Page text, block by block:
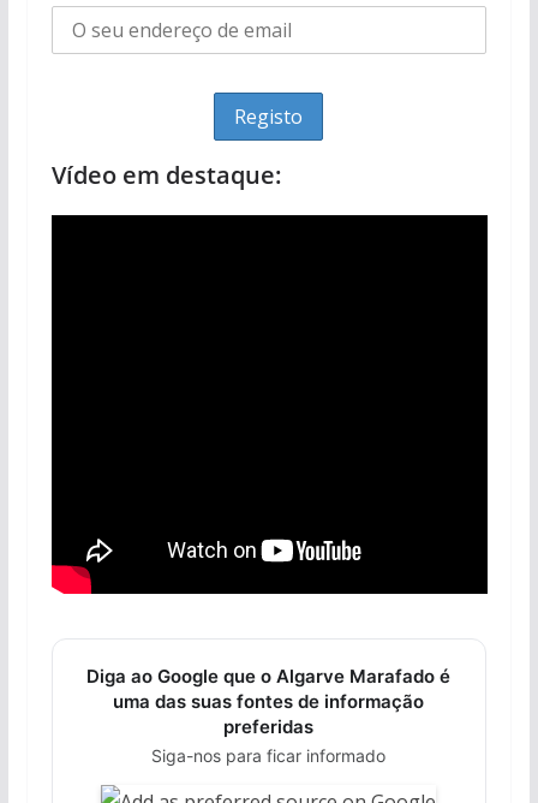
Vídeo em destaque:
Diga ao Google que o Algarve Marafado é
uma das suas fontes de informação
preferidas
Siga-nos para ficar informado